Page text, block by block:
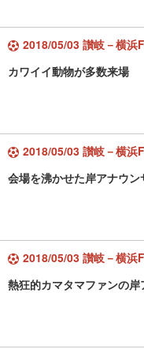
2018/05/03 讃岐－横浜
カワイイ動物が多数来場
2018/05/03 讃岐－横浜
会場を沸かせた岸アナウン
2018/05/03 讃岐－横浜
熱狂的カマタマファンの